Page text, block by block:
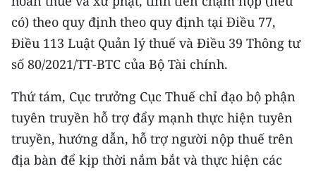
có) theo quy định theo quy định tại Điều 77,
Điều 113 Luật Quản lý thuế và Điều 39 Thông tư
số 80/2021/TT-BTC của Bộ Tài chính.
Thứ tám, Cục trưởng Cục Thuế chỉ đạo bộ phận
tuyên truyền hỗ trợ đẩy mạnh thực hiện tuyên
truyền, hướng dẫn, hỗ trợ người nộp thuế trên
địa bàn để kịp thời nắm bắt và thực hiện các